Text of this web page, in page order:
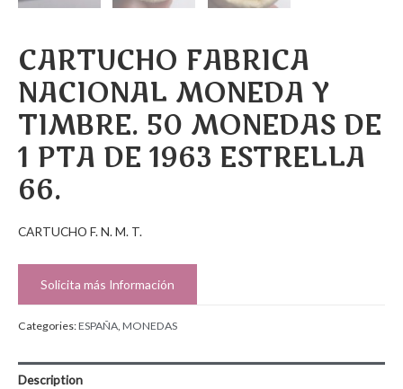
CARTUCHO FABRICA
NACIONAL MONEDA Y
TIMBRE. 50 MONEDAS DE
1 PTA DE 1963 ESTRELLA
66.
CARTUCHO F. N. M. T.
Solicita más Información
Categories:ESPAÑA, MONEDAS
Description